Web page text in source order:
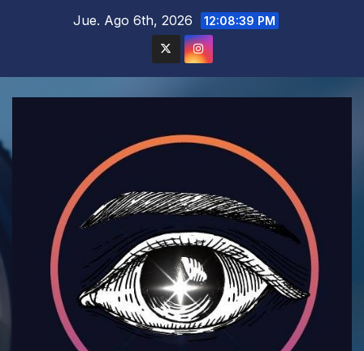
Jue. Ago 6th, 2026 12:08:41 PM